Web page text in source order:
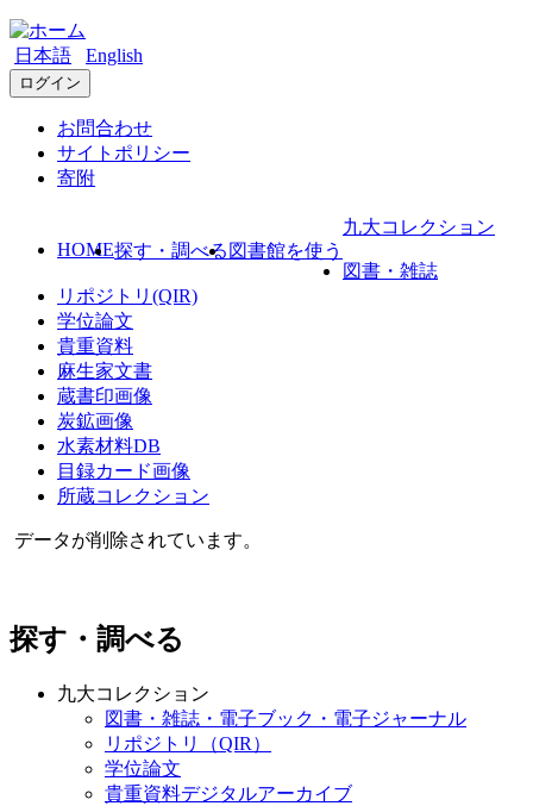
日本語 English
ログイン
お問合わせ
サイトポリシー
寄附
HOME探す・調べる 図書館を使う
九大コレクション
図書・雑誌
リポジトリ(QIR)
学位論文
貴重資料
麻生家文書
蔵書印画像
炭鉱画像
水素材料DB
目録カード画像
所蔵コレクション
データが削除されています。
探す・調べる
九大コレクション
図書・雑誌・電子ブック・電子ジャーナル
リポジトリ（QIR）
学位論文
貴重資料デジタルアーカイブ